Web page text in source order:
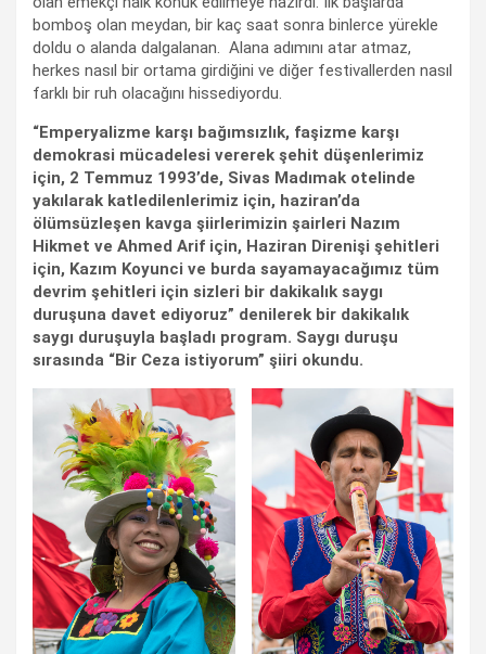
bomboş olan meydan, bir kaç saat sonra binlerce yürekle
doldu o alanda dalgalanan. Alana adımını atar atmaz,
herkes nasıl bir ortama girdiğini ve diğer festivallerden nasıl
farklı bir ruh olacağını hissediyordu.
“Emperyalizme karşı bağımsızlık, faşizme karşı
demokrasi mücadelesi vererek şehit düşenlerimiz
için, 2 Temmuz 1993’de, Sivas Madımak otelinde
yakılarak katledilenlerimiz için, haziran’da
ölümsüzleşen kavga şiirlerimizin şairleri Nazım
Hikmet ve Ahmed Arif için, Haziran Direnişi şehitleri
için, Kazım Koyunci ve burda sayamayacağımız tüm
devrim şehitleri için sizleri bir dakikalık saygı
duruşuna davet ediyoruz” denilerek bir dakikalık
saygı duruşuyla başladı program. Saygı duruşu
sırasında “Bir Ceza istiyorum” şiiri okundu.